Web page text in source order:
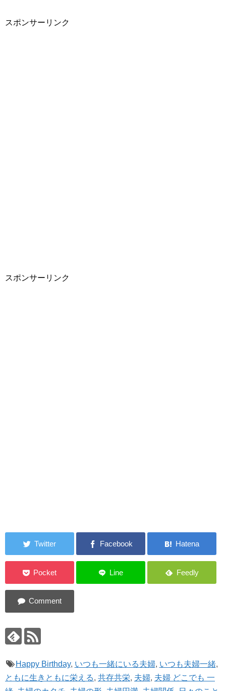
スポンサーリンク
スポンサーリンク
Happy Birthday, いつも一緒にいる夫婦, いつも夫婦一緒,
ともに生きともに栄える, 共存共栄, 夫婦, 夫婦 どこでも 一